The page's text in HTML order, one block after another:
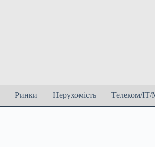
Ринки Нерухомість Телеком/